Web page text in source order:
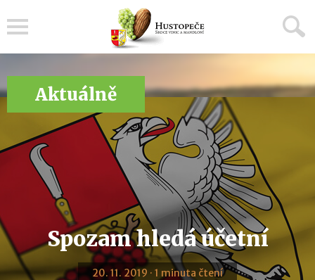
Aktuálně
Spozam hledá účetní
20. 11. 2019 · 1 minuta čtení